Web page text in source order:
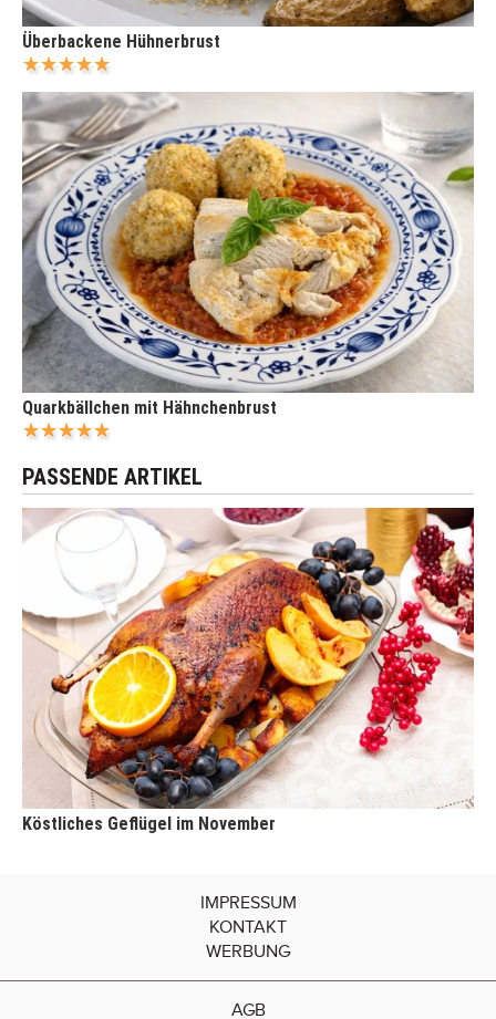
Überbackene Hühnerbrust
Quarkbällchen mit Hähnchenbrust
PASSENDE ARTIKEL
Köstliches Geflügel im November
IMPRESSUM
KONTAKT
WERBUNG
AGB